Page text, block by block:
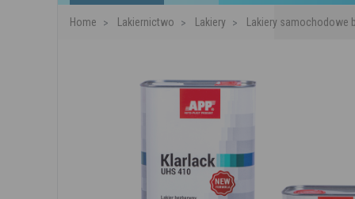
Home Lakiernictwo Lakiery Lakiery samochodowe